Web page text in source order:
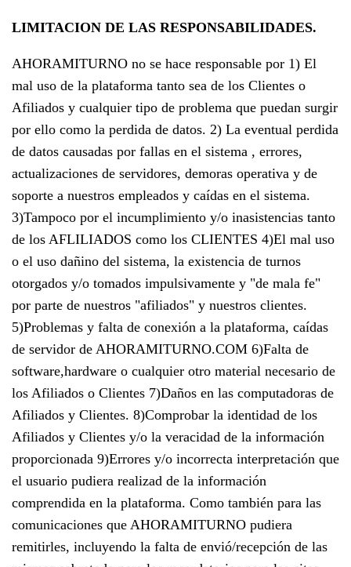
LIMITACION DE LAS RESPONSABILIDADES.
AHORAMITURNO no se hace responsable por 1) El
mal uso de la plataforma tanto sea de los Clientes o
Afiliados y cualquier tipo de problema que puedan surgir
por ello como la perdida de datos. 2) La eventual perdida
de datos causadas por fallas en el sistema , errores,
actualizaciones de servidores, demoras operativa y de
soporte a nuestros empleados y caídas en el sistema.
3)Tampoco por el incumplimiento y/o inasistencias tanto
de los AFLILIADOS como los CLIENTES 4)El mal uso
o el uso dañino del sistema, la existencia de turnos
otorgados y/o tomados impulsivamente y "de mala fe"
por parte de nuestros "afiliados" y nuestros clientes.
5)Problemas y falta de conexión a la plataforma, caídas
de servidor de AHORAMITURNO.COM 6)Falta de
software,hardware o cualquier otro material necesario de
los Afiliados o Clientes 7)Daños en las computadoras de
Afiliados y Clientes. 8)Comprobar la identidad de los
Afiliados y Clientes y/o la veracidad de la información
proporcionada 9)Errores y/o incorrecta interpretación que
el usuario pudiera realizad de la información
comprendida en la plataforma. Como también para las
comunicaciones que AHORAMITURNO pudiera
remitirles, incluyendo la falta de envió/recepción de las